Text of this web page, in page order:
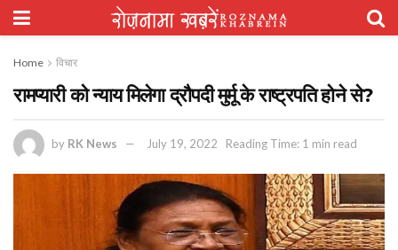
Home विचार
रामप्यारी को न्याय मिलेगा द्रौपदी मुर्मू के राष्ट्रपति होने से?
by RK News July 19, 2022 Reading Time: 1 min read